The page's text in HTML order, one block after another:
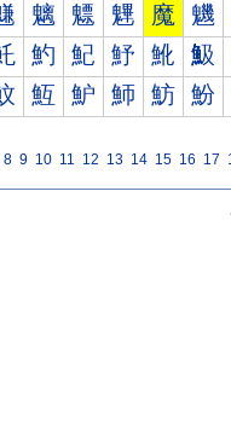
魑 魒 魓 魔 魕
魡 魢 魣 魤 魥
魱 魲 魳 魴 魵
8 9 10 11 12 13 14 15 16 17